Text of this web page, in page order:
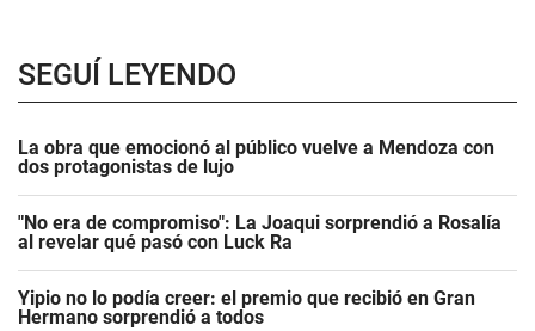
SEGUÍ LEYENDO
La obra que emocionó al público vuelve a Mendoza con
dos protagonistas de lujo
"No era de compromiso": La Joaqui sorprendió a Rosalía
al revelar qué pasó con Luck Ra
Yipio no lo podía creer: el premio que recibió en Gran
Hermano sorprendió a todos